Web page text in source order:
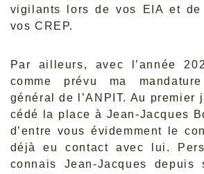
vigilants lors de vos EIA et
vos CREP.
Par ailleurs, avec l’année
comme prévu ma
général de l’ANPIT. Au premier
cédé la place à Jean-Jacques
d’entre vous évidemment le
déjà eu contact avec lui.
connais Jean-Jacques depuis